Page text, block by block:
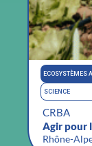
ECOSYSTÈMES
SCIENCE
CRBA
Agir pour
Rhône-